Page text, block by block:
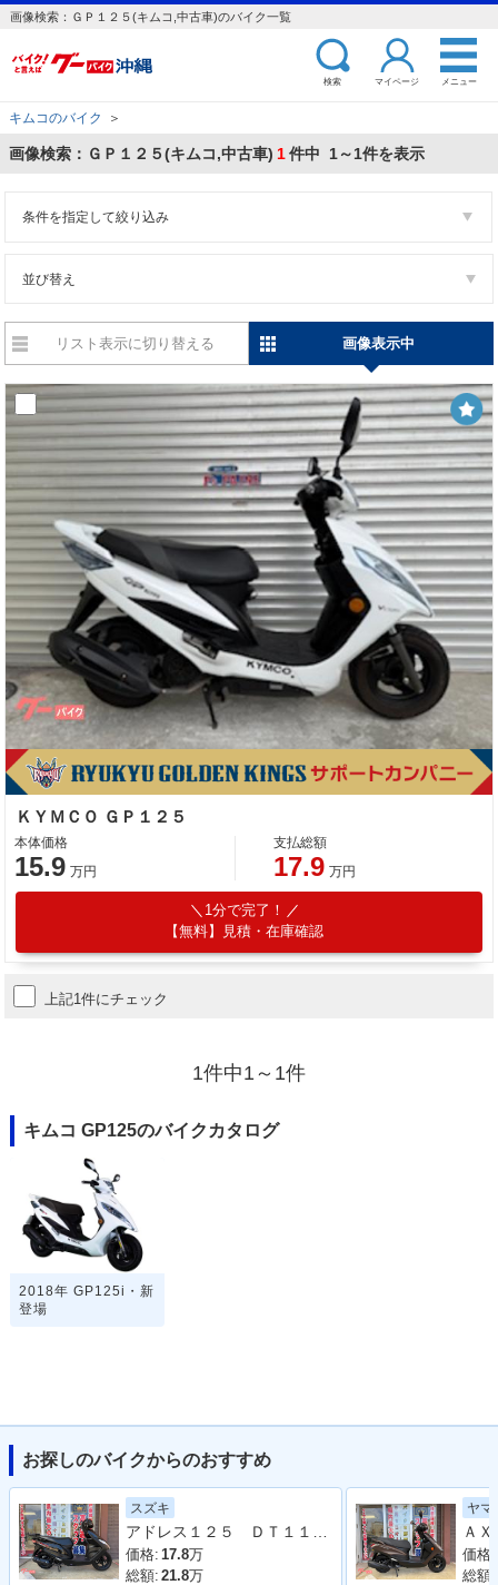
画像検索：ＧＰ１２５(キムコ,中古車)のバイク一覧
検索 マイページ メニュー
キムコのバイク ＞
画像検索：ＧＰ１２５(キムコ,中古車) 1件中 1～1件を表示
条件を指定して絞り込み
並び替え
リスト表示に切り替える 画像表示中
ＫＹＭＣＯ ＧＰ１２５
本体価格
15.9 万円
支払総額
17.9 万円
1分で完了！
【無料】見積・在庫確認
上記1件にチェック
1件中1～1件
キムコ GP125のバイクカタログ
2018年 GP125i・新
登場
お探しのバイクからのおすすめ
スズキ
価格: 17.8万
総額: 21.8万
ヤマ
価格:
総額: